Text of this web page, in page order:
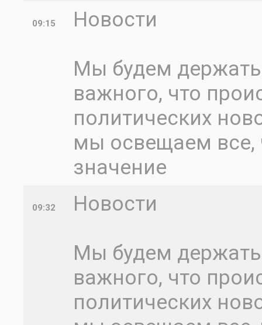
09:15
Новости
Мы будем держать
важного, что
политических
мы освещаем все,
значение
09:32
Новости
Мы будем держать
важного, что
политических